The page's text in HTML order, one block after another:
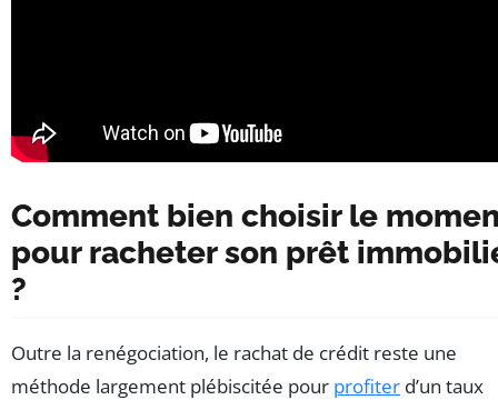
Comment bien choisir le
pour racheter son prêt
?
Outre la renégociation, le rachat de crédit reste une
méthode largement plébiscitée pour profiter d’un taux